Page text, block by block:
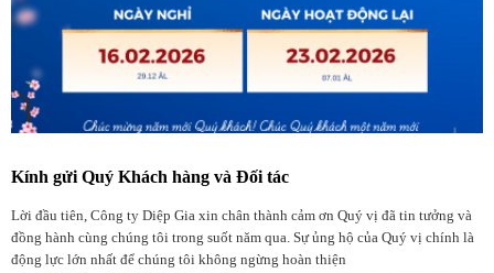
Kính gửi Quý Khách hàng và Đối tác
Lời đầu tiên, Công ty Diệp Gia xin chân thành cảm ơn Quý vị đã tin tưởng và
đồng hành cùng chúng tôi trong suốt năm qua. Sự ủng hộ của Quý vị chính là
động lực lớn nhất để chúng tôi không ngừng hoàn thiện